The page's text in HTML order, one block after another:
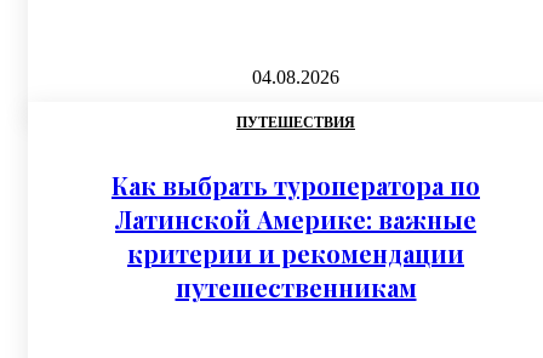
04.08.2026
ПУТЕШЕСТВИЯ
Как выбрать туроператора по
Латинской Америке: важные
критерии и рекомендации
путешественникам